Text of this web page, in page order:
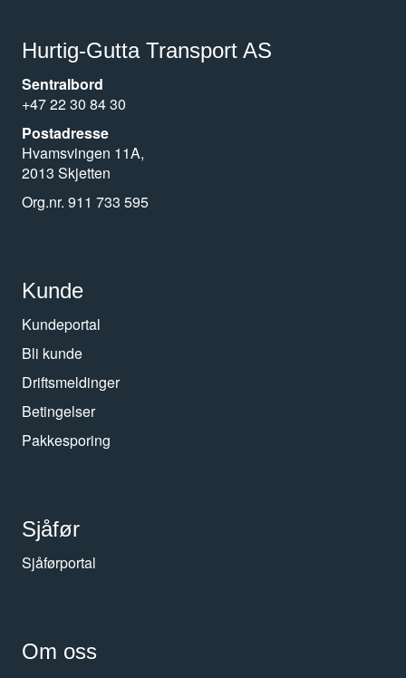
Hurtig-Gutta Transport AS
Sentralbord
+47 22 30 84 30
Postadresse
Hvamsvingen 11A,
2013 Skjetten
Org.nr. 911 733 595
Kunde
Kundeportal
Bli kunde
Driftsmeldinger
Betingelser
Pakkesporing
Sjåfør
Sjåførportal
Om oss